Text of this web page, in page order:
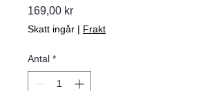
169,00 krPris
Skatt ingår | Frakt
Antal *